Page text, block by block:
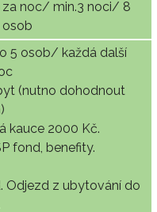
za noc/ min.3 noci/ 8
osob
5 osob/ každá další
(nutno dohodnout
kauce 2000 Kč.
fond, benefity.
Odjezd z ubytování do